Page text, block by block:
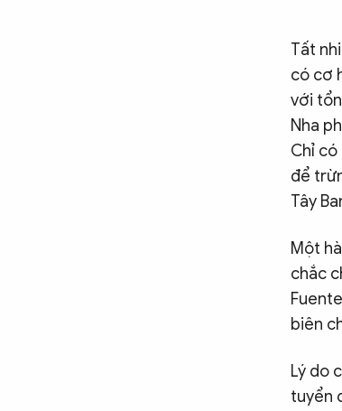
Tất
có cơ
với
Nha
Chỉ
để
Tây
Một
chắc
biên
Lý do
tuyển